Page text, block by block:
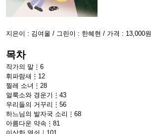
지은이 : 김여울 / 그린이 : 한혜현 / 가격 : 13,000원
목차
작가의 말⋮6
휘파람새⋮12
찔레 소녀⋮28
얼룩소와 경운기⋮43
우리들의 거꾸리⋮56
하느님의 발자국 소리⋮68
아름다운 약속⋮81